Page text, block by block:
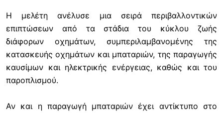
Η μελέτη ανέλυσε μια σειρά περιβαλλοντικών
επιπτώσεων από τα στάδια του κύκλου ζωής
διάφορων οχημάτων, συμπεριλαμβανομένης της
κατασκευής οχημάτων και μπαταριών, της παραγωγής
καυσίμων και ηλεκτρικής ενέργειας, καθώς και του
παροπλισμού.
Αν και η παραγωγή μπαταριών έχει αντίκτυπο στο